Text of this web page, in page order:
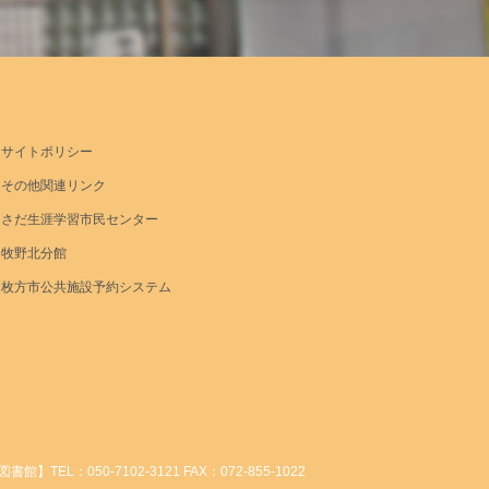
サイトポリシー
その他関連リンク
さだ生涯学習市民センター
牧野北分館
枚方市公共施設予約システム
書館】TEL：050-7102-3121 FAX：072-855-1022